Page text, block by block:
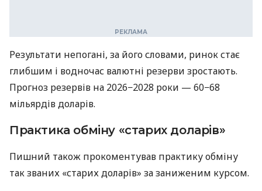
Результати непогані, за його словами, ринок стає
глибшим і водночас валютні резерви зростають.
Прогноз резервів на 2026−2028 роки — 60−68
мільярдів доларів.
Практика обміну «старих доларів»
Пишний також прокоментував практику обміну
так званих «старих доларів» за заниженим курсом.